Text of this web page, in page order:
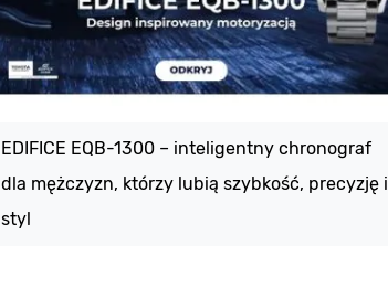
EDIFICE EQB-1300 – inteligentny chronograf
dla mężczyzn, którzy lubią szybkość, precyzję i
styl